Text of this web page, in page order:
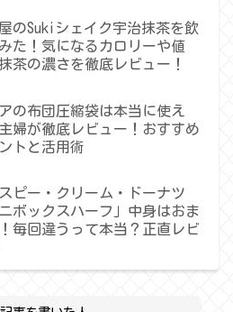
のSukiシェイク宇治抹茶を飲
た！気になるカロリーや値
茶の濃さを徹底レビュー！
の布団圧縮袋は本当に使え
婦が徹底レビュー！おすすめ
トと活用術
ピー・クリーム・ドーナツ
ニボックスハーフ」中身はおま
毎回違うって本当？正直レビ